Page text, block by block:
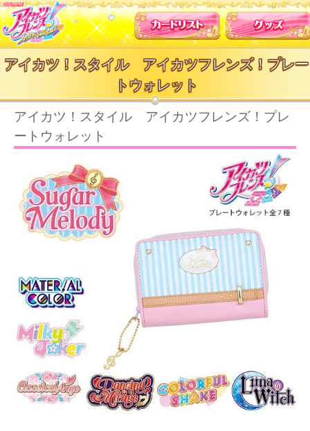
カードリスト
アイカツ！スタイル アイカツフレンズ！プレー
トウォレット
アイカツ！スタイル アイカツフレンズ！プレ
ートウォレット